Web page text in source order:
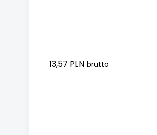
13,57 PLN brutto